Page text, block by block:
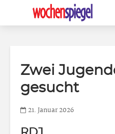
Zwei
gesucht
21. Januar 2026